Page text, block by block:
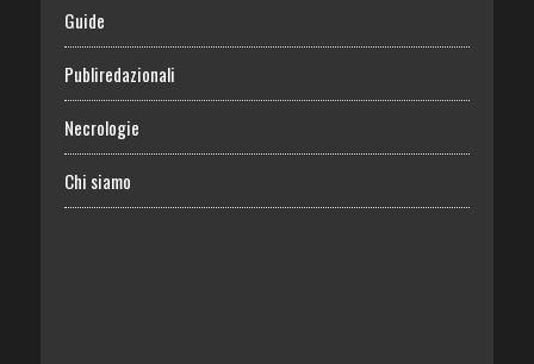
Guide
Publiredazionali
Necrologie
Chi siamo